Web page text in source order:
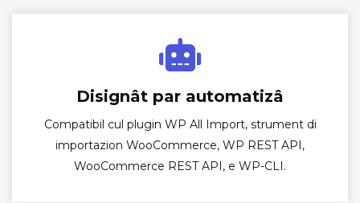
Disignât par automatizâ
Compatibil cul plugin WP All Import, strument di
importazion WooCommerce, WP REST API,
WooCommerce REST API, e WP-CLI.